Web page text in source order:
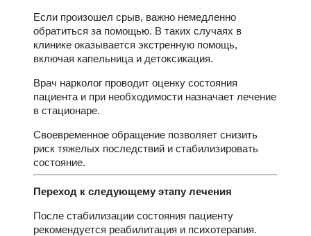
Если произошел срыв, важно немедленно
обратиться за помощью. В таких случаях в
клинике оказывается экстренную помощь,
включая капельница и детоксикация.
Врач нарколог проводит оценку состояния
пациента и при необходимости назначает лечение
в стационаре.
Своевременное обращение позволяет снизить
риск тяжелых последствий и стабилизировать
состояние.
Переход к следующему этапу лечения
После стабилизации состояния пациенту
рекомендуется реабилитация и психотерапия.